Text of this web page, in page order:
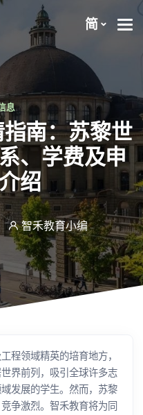
简
息
南：苏黎世
、学费及申
绍
智禾教育小编
程领域精英的培育地方，
界前列，吸引全球许多志
发展的学生。然而，苏黎
争激烈。智禾教育将为同